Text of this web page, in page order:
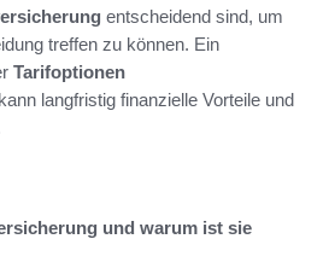
entscheidend sind, um
treffen zu können. Ein
Tarifoptionen
kann langfristig finanzielle Vorteile und
und warum ist sie